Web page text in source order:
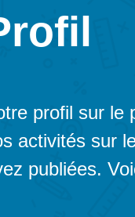
profil sur le
activités sur
publiées.